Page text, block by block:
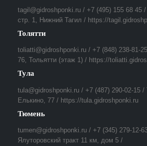
tagil@gidroshponki.ru / +7 (495) 155 68 45
стр. 1, Нижний Тагил / https://
Толятти
toliatti@gidroshponki.ru / +7 (848) 238-81-
76, Тольятти (этаж 1) / https://
Тула
tula@gidroshponki.ru / +7 (487) 290-02-15
Елькино, 77 / https://tula.gidroshponki.ru
Тюмень
tumen@gidroshponki.ru / +7 (345) 279-12-
Ялуторовский тракт 11 км, дом 5 /